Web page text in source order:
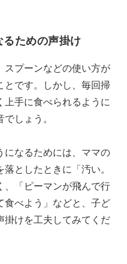
るための声掛け
スプーンなどの使い方が
とです。しかし、毎回掃
上手に食べられるように
しょう。
になるためには、ママの
としたときに「汚い。
、「ピーマンが飛んで行
食べよう」などと、子ど
掛けを工夫してみてくだ